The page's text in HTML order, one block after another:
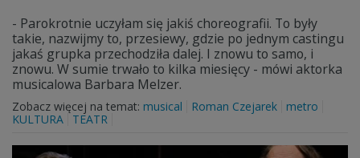
- Parokrotnie uczyłam się jakiś choreografii. To były
takie, nazwijmy to, przesiewy, gdzie po jednym castingu
jakaś grupka przechodziła dalej. I znowu to samo, i
znowu. W sumie trwało to kilka miesięcy - mówi aktorka
musicalowa Barbara Melzer.
Zobacz więcej na temat: musical Roman Czejarek
metro
KULTURA
TEATR